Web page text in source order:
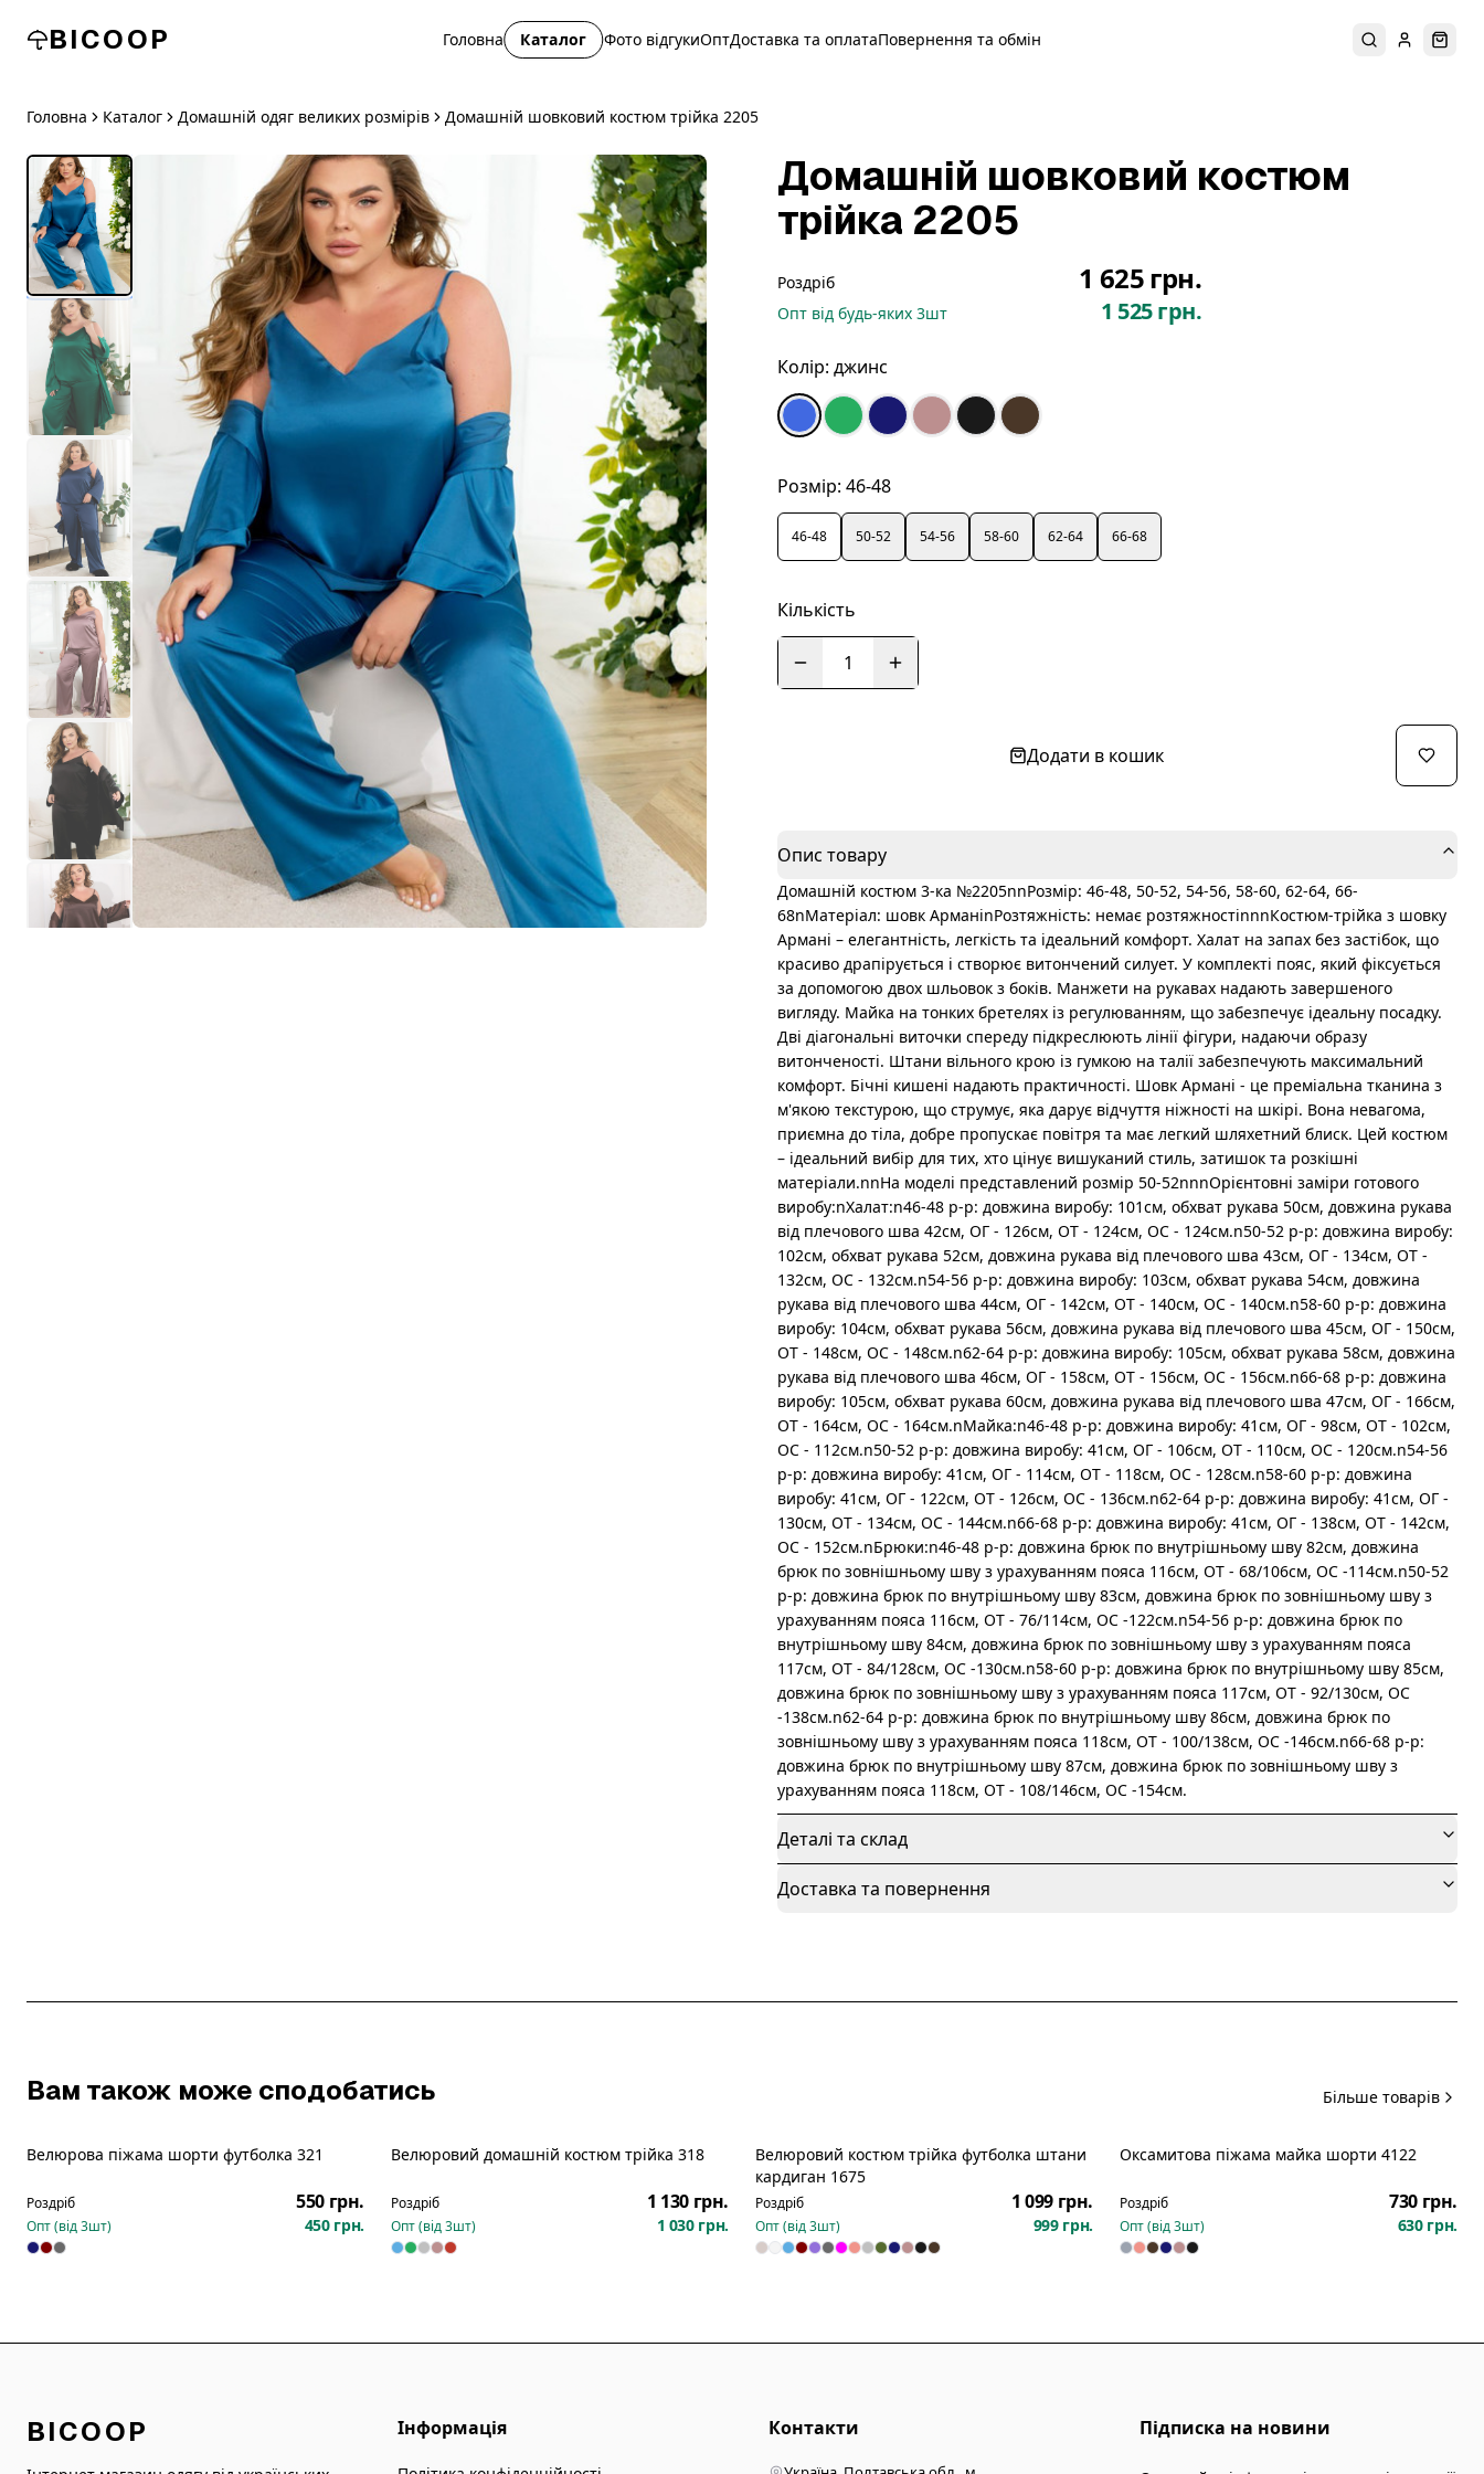
BICOOP Головна Каталог Фото відгукиОптДоставка та оплатаПовернення та обмін ПошукУвійти
Головна Каталог Домашній одяг великих розмірів Домашній шовковий костюм трійка 2205
Домашній шовковий костюм
трійка 2205
Роздріб 1 625 грн.
Опт від будь-яких 3шт 1 525 грн.
Колір: джинс
Розмір: 46-48
46-48 50-52 54-56 58-60 62-64 66-68
Кількість
1
Додати в кошик
Опис товару
Домашній костюм 3-ка №2205nnРозмір: 46-48, 50-52, 54-56, 58-60, 62-64, 66-
68nМатеріал: шовк АрманіnРозтяжність: немає розтяжностіnnnКостюм-трійка з шовку
Армані – елегантність, легкість та ідеальний комфорт. Халат на запах без застібок, що
красиво драпірується і створює витончений силует. У комплекті пояс, який фіксується
за допомогою двох шльовок з боків. Манжети на рукавах надають завершеного
вигляду. Майка на тонких бретелях із регулюванням, що забезпечує ідеальну посадку.
Дві діагональні виточки спереду підкреслюють лінії фігури, надаючи образу
витонченості. Штани вільного крою із гумкою на талії забезпечують максимальний
комфорт. Бічні кишені надають практичності. Шовк Армані - це преміальна тканина з
м'якою текстурою, що струмує, яка дарує відчуття ніжності на шкірі. Вона невагома,
приємна до тіла, добре пропускає повітря та має легкий шляхетний блиск. Цей костюм
– ідеальний вибір для тих, хто цінує вишуканий стиль, затишок та розкішні
матеріали.nnНа моделі представлений розмір 50-52nnnОрієнтовні заміри готового
виробу:nХалат:n46-48 р-р: довжина виробу: 101см, обхват рукава 50см, довжина рукава
від плечового шва 42см, ОГ - 126см, ОТ - 124см, ОС - 124см.n50-52 р-р: довжина виробу:
102см, обхват рукава 52см, довжина рукава від плечового шва 43см, ОГ - 134см, ОТ -
132см, ОС - 132см.n54-56 р-р: довжина виробу: 103см, обхват рукава 54см, довжина
рукава від плечового шва 44см, ОГ - 142см, ОТ - 140см, ОС - 140см.n58-60 р-р: довжина
виробу: 104см, обхват рукава 56см, довжина рукава від плечового шва 45см, ОГ - 150см,
ОТ - 148см, ОС - 148см.n62-64 р-р: довжина виробу: 105см, обхват рукава 58см, довжина
рукава від плечового шва 46см, ОГ - 158см, ОТ - 156см, ОС - 156см.n66-68 р-р: довжина
виробу: 105см, обхват рукава 60см, довжина рукава від плечового шва 47см, ОГ - 166см,
ОТ - 164см, ОС - 164см.nМайка:n46-48 р-р: довжина виробу: 41см, ОГ - 98см, ОТ - 102см,
ОС - 112см.n50-52 р-р: довжина виробу: 41см, ОГ - 106см, ОТ - 110см, ОС - 120см.n54-56
р-р: довжина виробу: 41см, ОГ - 114см, ОТ - 118см, ОС - 128см.n58-60 р-р: довжина
виробу: 41см, ОГ - 122см, ОТ - 126см, ОС - 136см.n62-64 р-р: довжина виробу: 41см, ОГ -
130см, ОТ - 134см, ОС - 144см.n66-68 р-р: довжина виробу: 41см, ОГ - 138см, ОТ - 142см,
ОС - 152см.nБрюки:n46-48 р-р: довжина брюк по внутрішньому шву 82см, довжина
брюк по зовнішньому шву з урахуванням пояса 116см, ОТ - 68/106см, OC -114см.n50-52
р-р: довжина брюк по внутрішньому шву 83см, довжина брюк по зовнішньому шву з
урахуванням пояса 116см, ОТ - 76/114см, OC -122см.n54-56 р-р: довжина брюк по
внутрішньому шву 84см, довжина брюк по зовнішньому шву з урахуванням пояса
117см, ОТ - 84/128см, OC -130см.n58-60 р-р: довжина брюк по внутрішньому шву 85см,
довжина брюк по зовнішньому шву з урахуванням пояса 117см, ОТ - 92/130см, OC
-138см.n62-64 р-р: довжина брюк по внутрішньому шву 86см, довжина брюк по
зовнішньому шву з урахуванням пояса 118см, ОТ - 100/138см, OC -146см.n66-68 р-р:
довжина брюк по внутрішньому шву 87см, довжина брюк по зовнішньому шву з
урахуванням пояса 118см, ОТ - 108/146см, OC -154см.
Деталі та склад
Доставка та повернення
Вам також може сподобатись Більше товарів
Новинка
Велюрова піжама шорти футболка 321
Роздріб 550 грн.
Опт (від3шт) 450 грн.
Велюровий домашній костюм трійка 318
Роздріб 1 130 грн.
Опт (від3шт) 1 030 грн.
Велюровий костюм трійка футболка штани
кардиган 1675
Роздріб 1 099 грн.
Опт (від3шт) 999 грн.
Оксамитова піжама майка шорти 4122
Роздріб 730 грн.
Опт (від3шт) 630 грн.
BICOOP Інформація Контакти Підписка на новини